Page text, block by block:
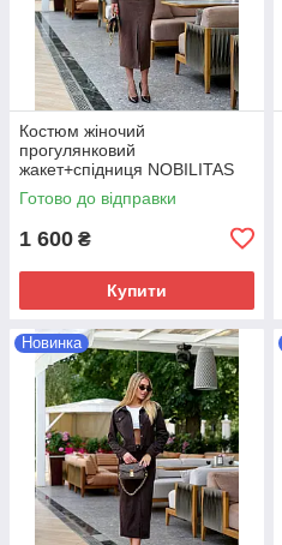
Костюм жіночий
прогулянковий
жакет+спiдниця NOBILITAS
42-52 кавового кольору
Готово до відправки
1 600 ₴
Купити
Новинка